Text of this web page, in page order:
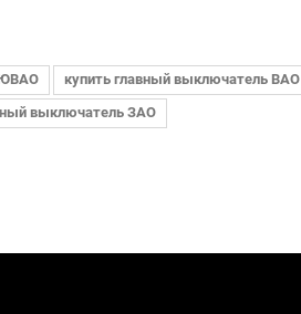
ЮВАО
купить главный выключатель ВАО
выключатель ЗАО